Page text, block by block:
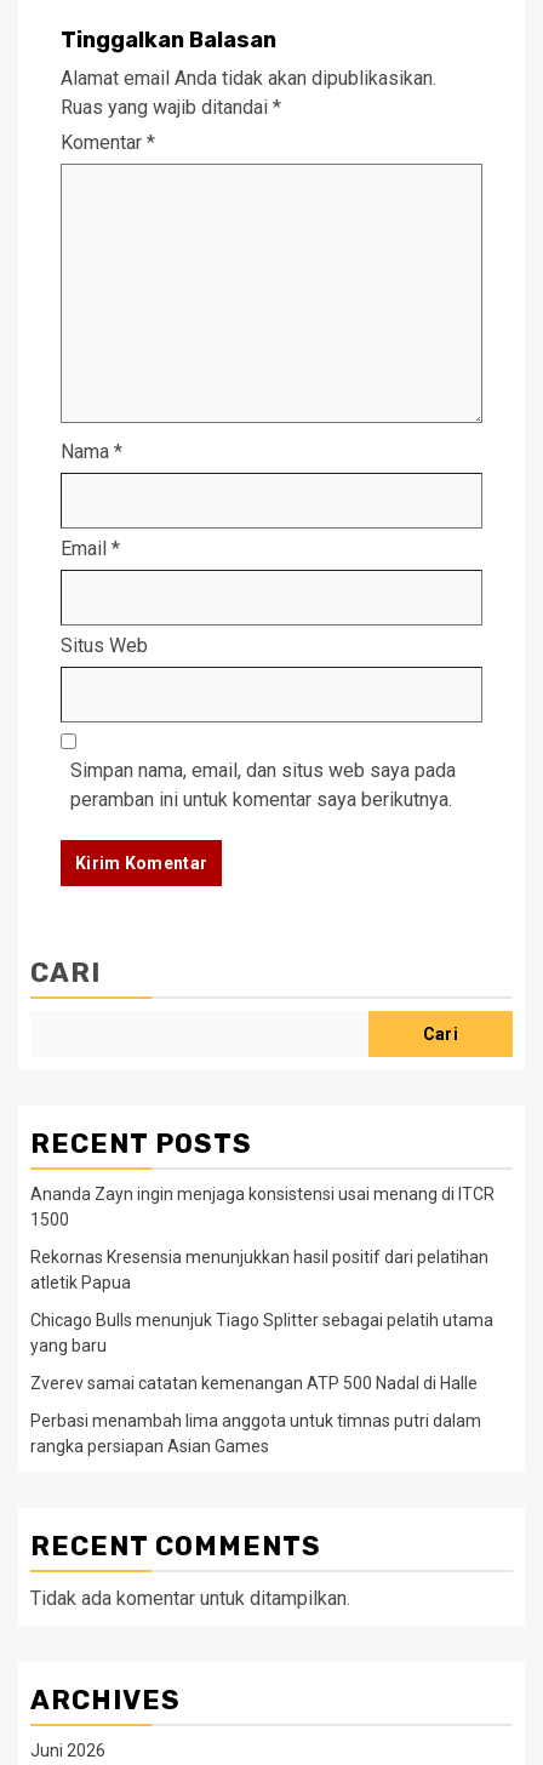
Tinggalkan Balasan
Alamat email Anda tidak akan dipublikasikan.
Ruas yang wajib ditandai *
Komentar *
Nama *
Email *
Situs Web
Simpan nama, email, dan situs web saya pada
peramban ini untuk komentar saya berikutnya.
CARI
Cari
RECENT POSTS
Ananda Zayn ingin menjaga konsistensi usai menang di ITCR
1500
Rekornas Kresensia menunjukkan hasil positif dari pelatihan
atletik Papua
Chicago Bulls menunjuk Tiago Splitter sebagai pelatih utama
yang baru
Zverev samai catatan kemenangan ATP 500 Nadal di Halle
Perbasi menambah lima anggota untuk timnas putri dalam
rangka persiapan Asian Games
RECENT COMMENTS
Tidak ada komentar untuk ditampilkan.
ARCHIVES
Juni 2026